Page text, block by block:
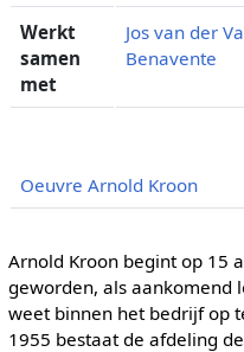
Werkt
samen
met
Jos van der
Benavente
Oeuvre Arnold Kroon
Arnold Kroon begint op 15
geworden, als aankomend
weet binnen het bedrijf op
1955 bestaat de afdeling